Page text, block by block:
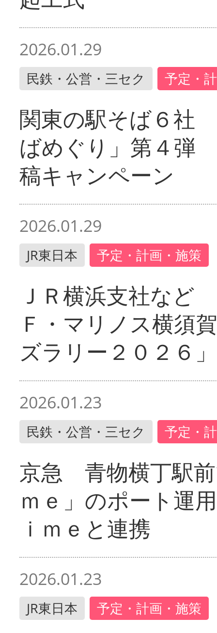
2026.01.29
民鉄・公営・三セク 予定・
関東の駅そば６社
ばめぐり」第４弾
稿キャンペーン
2026.01.29
JR東日本 予定・計画・施策
ＪＲ横浜支社など
Ｆ・マリノス横須
ズラリー２０２６」
2026.01.23
民鉄・公営・三セク 予定・
京急 青物横丁駅
ｍｅ」のポート運
ｉｍｅと連携
2026.01.23
JR東日本 予定・計画・施策